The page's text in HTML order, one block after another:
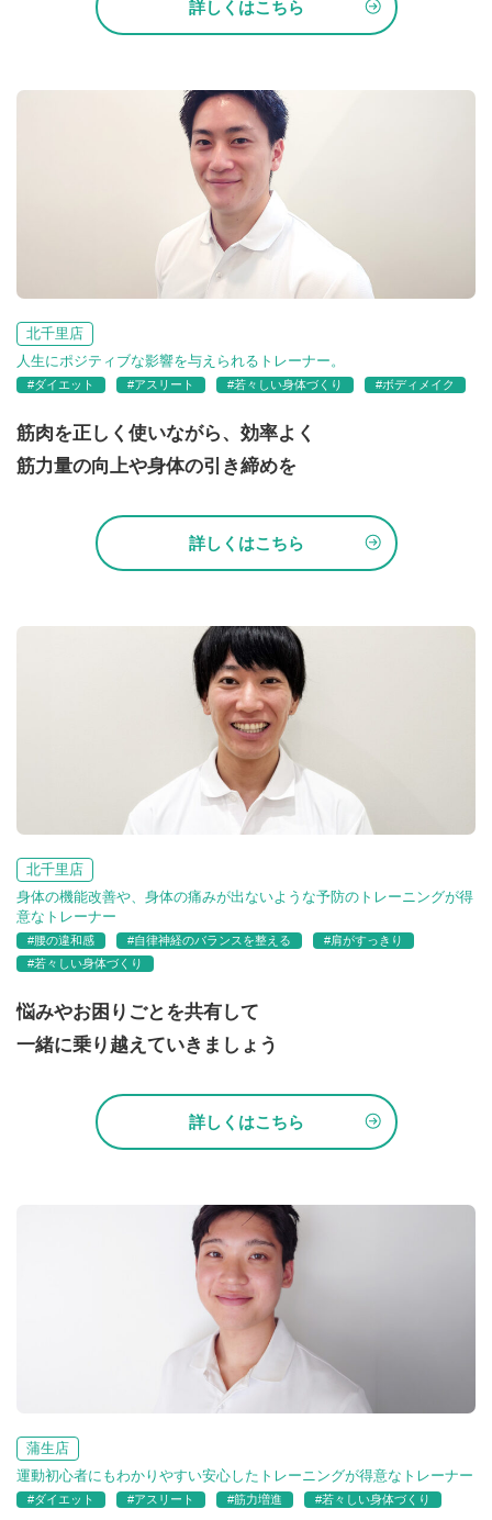
詳しくはこちら
北千里店
人生にポジティブな影響を与えられるトレーナー。
#ダイエット #アスリート #若々しい身体づくり #ボディメイク
筋肉を正しく使いながら、効率よく
筋力量の向上や身体の引き締めを
詳しくはこちら
北千里店
身体の機能改善や、身体の痛みが出ないような予防のトレーニングが得
意なトレーナー
#腰の違和感 #自律神経のバランスを整える
#肩がすっきり
#若々しい身体づくり
悩みやお困りごとを共有して
一緒に乗り越えていきましょう
詳しくはこちら
蒲生店
運動初心者にもわかりやすい安心したトレーニングが得意なトレーナー
#ダイエット #アスリート #筋力増進 #若々しい身体づくり